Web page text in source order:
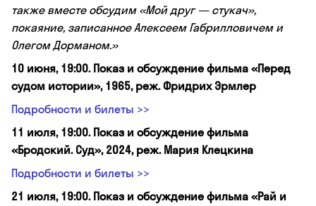
также вместе обсудим «Мой друг — стукач»,
покаяние, записанное Алексеем Габрилловичем и
Олегом Дорманом.»
10 июня, 19:00. Показ и обсуждение фильма «Перед
судом истории», 1965, реж. Фридрих Эрмлер
Подробности и билеты >>
11 июля, 19:00. Показ и обсуждение фильма
«Бродский. Суд», 2024, реж. Мария Клецкина
Подробности и билеты >>
21 июля, 19:00. Показ и обсуждение фильма «Рай и